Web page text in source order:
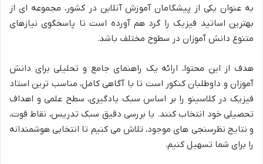
به عنوان یکی از پیشگامان آموزش آنلاین در کشور، مجموعه ای از
بهترین اساتید فیزیک را گرد هم آورده است تا پاسخگوی نیازهای
متنوع دانش آموزان در سطوح مختلف باشد.
هدف از این محتوا، ارائه یک راهنمای جامع و تحلیلی برای دانش
آموزان و داوطلبان کنکور است تا با آگاهی کامل، مناسب ترین استاد
فیزیک در کلاسینو را بر اساس سبک یادگیری، سطح علمی و اهداف
تحصیلی خود انتخاب کنند. با بررسی دقیق سبک تدریس، نقاط قوت،
و نتایج نظرسنجی های موجود، تلاش می کنیم تا انتخابی هوشمندانه
را برای شما تسهیل کنیم.